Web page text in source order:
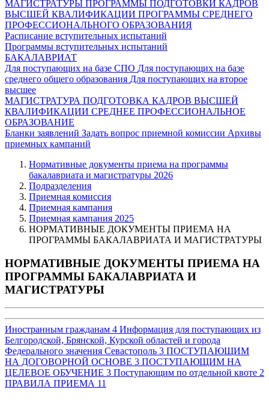
МАГИСТРАТУРЫ ПРОГРАММЫ ПОДГОТОВКИ КАДРОВ
ВЫСШЕЙ КВАЛИФИКАЦИИ ПРОГРАММЫ СРЕДНЕГО
ПРОФЕССИОНАЛЬНОГО ОБРАЗОВАНИЯ
Расписание вступительных испытаний
Программы вступительных испытаний
БАКАЛАВРИАТ
Для поступающих на базе СПО Для поступающих на базе
среднего общего образования Для поступающих на второе
высшее
МАГИСТРАТУРА ПОДГОТОВКА КАДРОВ ВЫСШЕЙ
КВАЛИФИКАЦИИ СРЕДНЕЕ ПРОФЕССИОНАЛЬНОЕ
ОБРАЗОВАНИЕ
Бланки заявлений Задать вопрос приемной комиссии Архивы
приемных кампаний
Нормативные документы приема на программы
бакалавриата и магистратуры 2026
Подразделения
Приемная комиссия
Приемная кампания
Приемная кампания 2025
НОРМАТИВНЫЕ ДОКУМЕНТЫ ПРИЕМА НА
ПРОГРАММЫ БАКАЛАВРИАТА И МАГИСТРАТУРЫ
НОРМАТИВНЫЕ ДОКУМЕНТЫ ПРИЕМА НА
ПРОГРАММЫ БАКАЛАВРИАТА И
МАГИСТРАТУРЫ
Иностранным гражданам 4 Информация для поступающих из
Белгородской, Брянской, Курской областей и города
Федерального значения Севастополь 3 ПОСТУПАЮЩИМ
НА ДОГОВОРНОЙ ОСНОВЕ 3 ПОСТУПАЮЩИМ НА
ЦЕЛЕВОЕ ОБУЧЕНИЕ 3 Поступающим по отдельной квоте 2
ПРАВИЛА ПРИЕМА 11